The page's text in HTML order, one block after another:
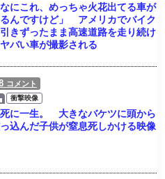
なにこれ、めっちゃ火花出てる車が
んですけど」 アメリカでバイク
きずったまま高速道路を走り続け
バい車が撮影される
コメント
衝撃映像
に一生。 大きなバケツに頭から
込んだ子供が窒息死しかける映像